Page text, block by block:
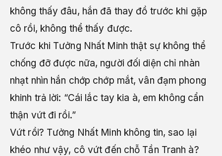
không thấy đâu, hắn đã thay đồ trước khi gặp
cô rồi, không thể thấy được.
Trước khi Tưởng Nhất Minh thật sự không thể
chống đỡ được nữa, người đối diện chỉ nhàn
nhạt nhìn hắn chớp chớp mắt, vân đạm phong
khinh trả lời: “Cái lắc tay kia à, em không cẩn
thận vứt đi rồi.”
Vứt rồi? Tưởng Nhất Minh không tin, sao lại
khéo như vậy, cô vứt đến chỗ Tần Tranh à?